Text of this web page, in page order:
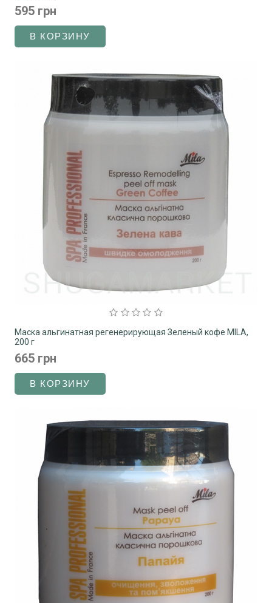
595 грн
Маска альгинатная регенерирующая Зеленый кофе MILA,
200 г
665 грн